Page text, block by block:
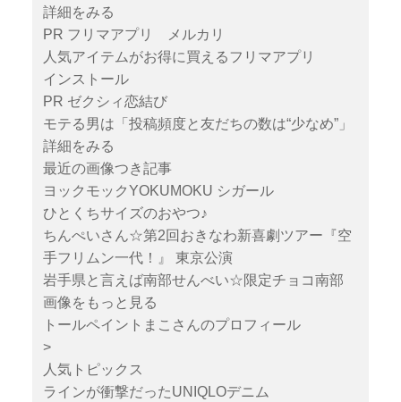
詳細をみる
PR フリマアプリ メルカリ
人気アイテムがお得に買えるフリマアプリ
インストール
PR ゼクシィ恋結び
モテる男は「投稿頻度と友だちの数は“少なめ”」
詳細をみる
最近の画像つき記事
ヨックモックYOKUMOKU シガール
ひとくちサイズのおやつ♪
ちんぺいさん☆第2回おきなわ新喜劇ツアー『空
手フリムン一代！』 東京公演
岩手県と言えば南部せんべい☆限定チョコ南部
画像をもっと見る
トールペイントまこさんのプロフィール
>
人気トピックス
ラインが衝撃だったUNIQLOデニム